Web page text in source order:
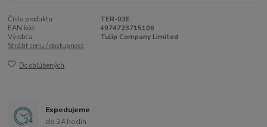
Číslo produktu:
TER-03E
EAN kód:
4974723715106
Výrobca:
Tulip Company Limited
Strážiť cenu / dostupnosť
Do obľúbených
Expedujeme
do 24 hodín